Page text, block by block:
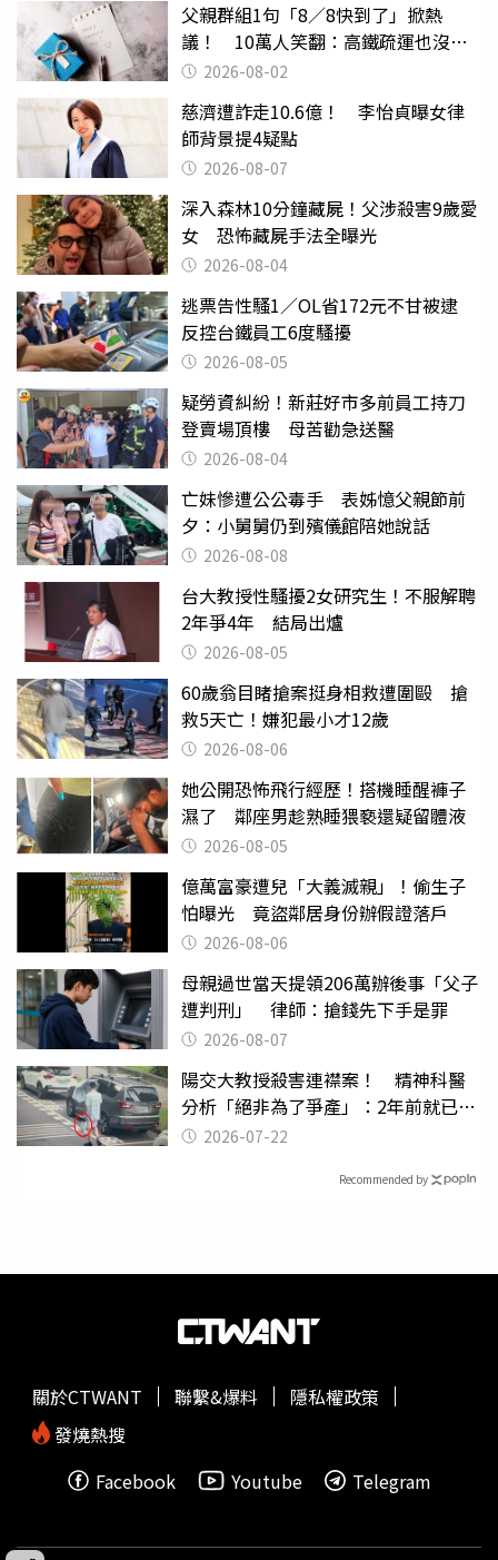
父親群組1句「8／8快到了」掀熱
議！ 10萬人笑翻：高鐵疏運也沒列
父親節
2026-08-02
慈濟遭詐走10.6億！ 李怡貞曝女律
師背景提4疑點
2026-08-07
深入森林10分鐘藏屍！父涉殺害9歲愛
女 恐怖藏屍手法全曝光
2026-08-04
逃票告性騷1／OL省172元不甘被逮
反控台鐵員工6度騷擾
2026-08-05
疑勞資糾紛！新莊好市多前員工持刀
登賣場頂樓 母苦勸急送醫
2026-08-04
亡妹慘遭公公毒手 表姊憶父親節前
夕：小舅舅仍到殯儀館陪她說話
2026-08-08
台大教授性騷擾2女研究生！不服解聘
2年爭4年 結局出爐
2026-08-05
60歲翁目睹搶案挺身相救遭圍毆 搶
救5天亡！嫌犯最小才12歲
2026-08-06
她公開恐怖飛行經歷！搭機睡醒褲子
濕了 鄰座男趁熟睡猥褻還疑留體液
2026-08-05
億萬富豪遭兒「大義滅親」！偷生子
怕曝光 竟盜鄰居身份辦假證落戶
2026-08-06
母親過世當天提領206萬辦後事「父子
遭判刑」 律師：搶錢先下手是罪
2026-08-07
陽交大教授殺害連襟案！ 精神科醫
分析「絕非為了爭產」：2年前就已言
行詭異
2026-07-22
Recommended by
關於CTWANT 聯繫&爆料
隱私權政策
發燒熱搜
Facebook
Youtube Telegram